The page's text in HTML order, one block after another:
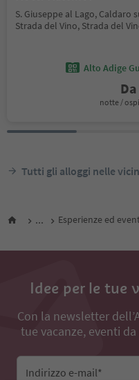
S. Giuseppe al Lago, Caldaro
Strada del Vino, Strada del
Alto Adige
Da
notte /
Tutti gli alloggi nelle
... Esperienze ed
Idee per le tue
Con la newsletter
tue vacanze, eventi
Indirizzo e-mail*